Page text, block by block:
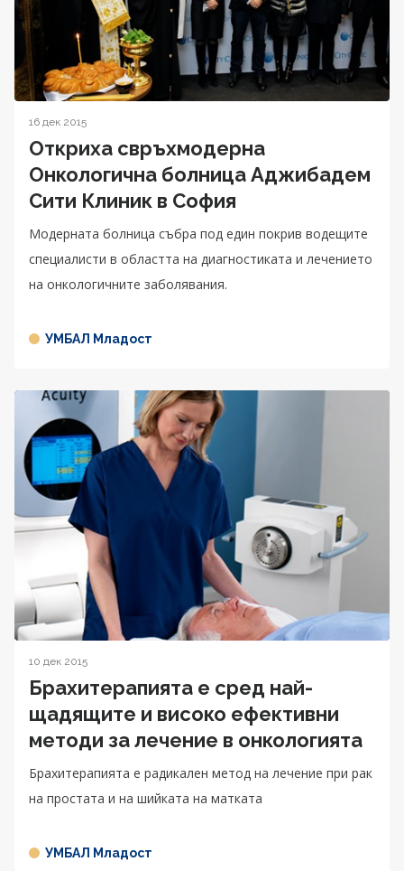
16 дек 2015
Откриха свръхмодерна
Онкологична болница Аджибадем
Сити Клиник в София
Модерната болница събра под един покрив водещите
специалисти в областта на диагностиката и лечението
на онкологичните заболявания.
УМБАЛ Младост
10 дек 2015
Брахитерапията е сред най-
щадящите и високо ефективни
методи за лечение в онкологията
Брахитерапията е радикален метод на лечение при рак
на простата и на шийката на матката
УМБАЛ Младост